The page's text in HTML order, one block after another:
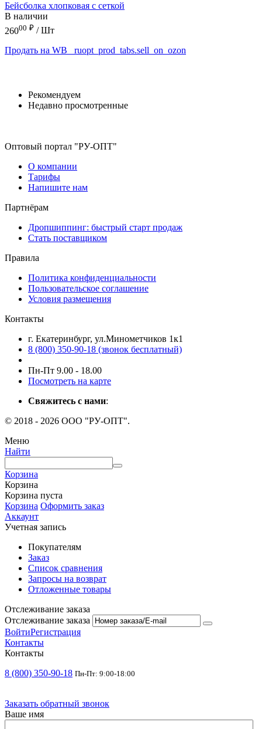
Бейсболка хлопковая с сеткой
В наличии
26000 ₽ / Шт
Продать на WB
_ruopt_prod_tabs.sell_on_ozon
Рекомендуем
Недавно просмотренные
Оптовый портал "РУ-ОПТ"
О компании
Тарифы
Напишите нам
Партнёрам
Дропшиппинг: быстрый старт продаж
Стать поставщиком
Правила
Политика конфиденциальности
Пользовательское соглашение
Условия размещения
Контакты
г. Екатеринбург, ул.Минометчиков 1к1
8 (800) 350-90-18 (звонок бесплатный)
Пн-Пт 9.00 - 18.00
Посмотреть на карте
Свяжитесь с нами:
© 2018 - 2026 ООО "РУ-ОПТ".
Меню
Найти
Корзина
Корзина
Корзина пуста
Корзина Оформить заказ
Аккаунт
Учетная запись
Покупателям
Заказ
Список сравнения
Запросы на возврат
Отложенные товары
Отслеживание заказа
Отслеживание заказа
ВойтиРегистрация
Контакты
Контакты
8 (800) 350-90-18 Пн-Пт: 9:00-18:00
Заказать обратный звонок
Ваше имя